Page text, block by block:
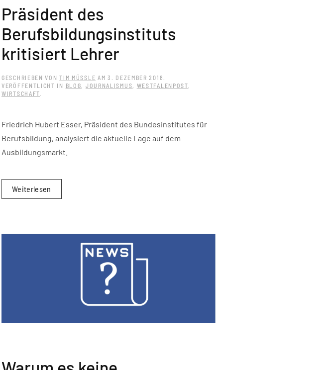
Präsident des
Berufsbildungsinstituts
kritisiert Lehrer
GESCHRIEBEN VONTIM MÜSSLE AM3. DEZEMBER 2018 .
VERÖFFENTLICHT IN BLOG, JOURNALISMUS, WESTFALENPOST,
WIRTSCHAFT.
Friedrich Hubert Esser, Präsident des Bundesinstitutes für
Berufsbildung, analysiert die aktuelle Lage auf dem
Ausbildungsmarkt.
Weiterlesen